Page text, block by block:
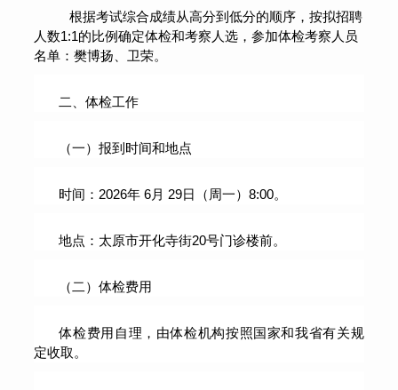
根据考试综合成绩从高分到低分的顺序，按拟招聘
人数1:1的比例确定体检和考察人选 ，参加体检考察人员
名单：樊博扬、卫荣。
二、体检工作
（一）报到时间和地点
时间： 2026年6月 29日（周一）8:00。
地点：太原市开化寺街20号门诊楼前。
（二）体检费用
体检费用自理，由体检机构按照国家和我省有关规
定收取。